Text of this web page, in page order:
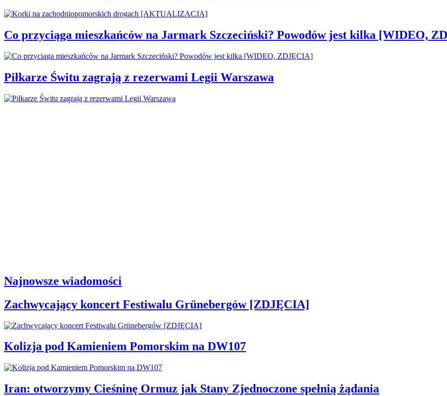
Co przyciąga mieszkańców na Jarmark Szczeciński? Powodów jest kilka [WIDEO,
Piłkarze Świtu zagrają z rezerwami Legii Warszawa
Najnowsze wiadomości
Zachwycający koncert Festiwalu Grünebergów [ZDJĘCIA]
Kolizja pod Kamieniem Pomorskim na DW107
Iran: otworzymy Cieśninę Ormuz jak Stany Zjednoczone spełnią żądania